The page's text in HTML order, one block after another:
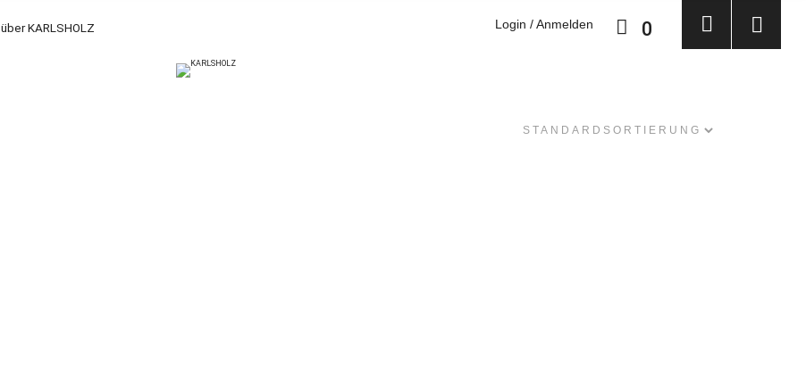
über KARLSHOLZ Login / Anmelden 0